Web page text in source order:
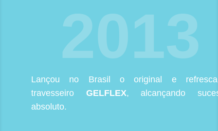
2013
Lançou no Brasil o original e
travesseiro GELFLEX, alcançando
absoluto.